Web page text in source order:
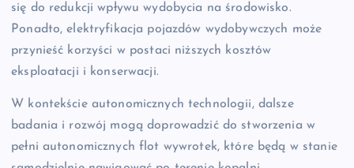
się do redukcji wpływu wydobycia na środowisko.
Ponadto, elektryfikacja pojazdów wydobywczych może
przynieść korzyści w postaci niższych kosztów
eksploatacji i konserwacji.
W kontekście autonomicznych technologii, dalsze
badania i rozwój mogą doprowadzić do stworzenia w
pełni autonomicznych flot wywrotek, które będą w stanie